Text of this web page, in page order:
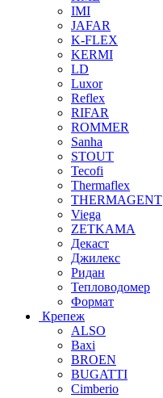
IMI
JAFAR
K-FLEX
KERMI
LD
Luxor
Reflex
RIFAR
ROMMER
Sanha
STOUT
Tecofi
Thermaflex
THERMAGENT
Viega
ZETKAMA
Декаст
Джилекс
Ридан
Тепловодомер
Формат
Крепеж
ALSO
Baxi
BROEN
BUGATTI
Cimberio